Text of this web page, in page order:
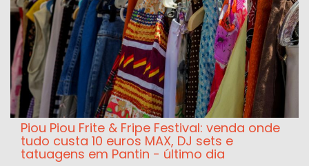
Piou Piou Frite & Fripe Festival: venda onde
tudo custa 10 euros MAX, DJ sets e
tatuagens em Pantin - último dia